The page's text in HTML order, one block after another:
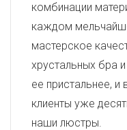
комбинации
каждом
мастерское
хрустальных бра
ее пристальнее,
клиенты уже
наши люстры.